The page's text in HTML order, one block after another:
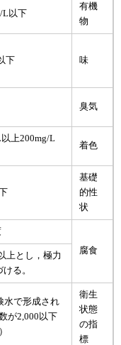
L以下
有機
物
下 味
臭気
上200mg/L
着色
基礎
的性
状
腐食
上とし，極力
る。
水で形成され
が2,000以下
衛生
状態
の指
標